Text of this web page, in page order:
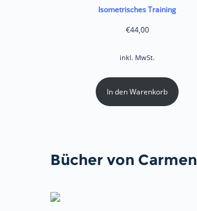
Isometrisches Training
€44,00
inkl. MwSt.
In den Warenkorb
Bücher von Carmen